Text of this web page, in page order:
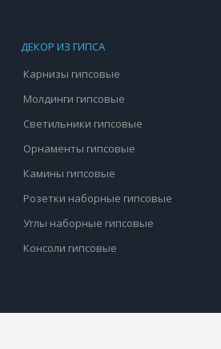
ДЕКОР ИЗ ГИПСА
Карнизы гипсовые
Молдинги гипсовые
Светильники гипсовые
Орнаменты гипсовые
Камины гипсовые
Розетки наборные гипсовые
Углы наборные гипсовые
Консоли гипсовые